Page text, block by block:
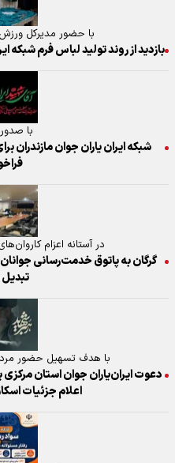
با حضور مدیرکل
بازدید از روند تولید لباس فرم شبکه
با
شبکه ایران یاران جوان
در آستانه اعزام
گرگان به پاتوق خدمت‌رسانی جوانان
با هدف تسهیل حضور
دعوت ایران‌یاران جوان استان
اعلام جزئیات اسکان